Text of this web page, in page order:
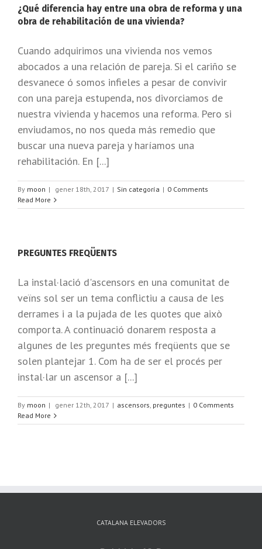
¿Qué diferencia hay entre una obra de reforma y una
obra de rehabilitación de una vivienda?
Cuando adquirimos una vivienda nos vemos
abocados a una relación de pareja. Si el cariño se
desvanece ó somos infieles a pesar de convivir
con una pareja estupenda, nos divorciamos de
nuestra vivienda y hacemos una reforma. Pero si
enviudamos, no nos queda más remedio que
buscar una nueva pareja y haríamos una
rehabilitación. En [...]
By moon | gener 18th, 2017 | Sin categoría | 0 Comments
Read More
PREGUNTES FREQÜENTS
La instal·lació d'ascensors en una comunitat de
veïns sol ser un tema conflictiu a causa de les
derrames i a la pujada de les quotes que això
comporta. A continuació donarem resposta a
algunes de les preguntes més freqüents que se
solen plantejar 1. Com ha de ser el procés per
instal·lar un ascensor a [...]
By moon | gener 12th, 2017 | ascensors, preguntes | 0 Comments
Read More
CATALANA ELEVADORS